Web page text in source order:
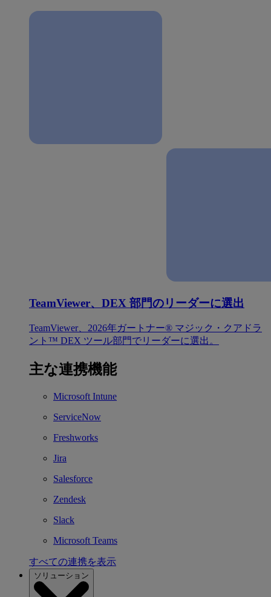
TeamViewer、DEX 部門のリーダーに選出
TeamViewer、2026年ガートナー® マジック・クアドラ
ント™ DEX ツール部門でリーダーに選出。
主な連携機能
Microsoft Intune
ServiceNow
Freshworks
Jira
Salesforce
Zendesk
Slack
Microsoft Teams
すべての連携を表示
ソリューション